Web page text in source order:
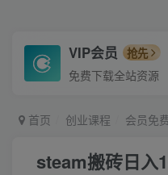
VIP会员 抢先
免费下载全站资源
首页 创业课程 会员免
steam搬砖日入